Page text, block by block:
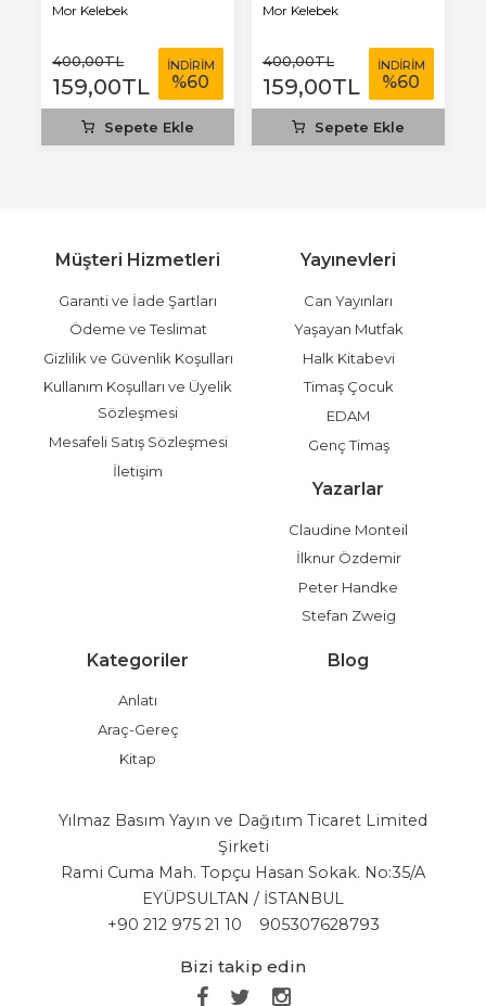
Mor Kelebek
400,00TL
159,00TL
İNDİRİM
%60
Sepete Ekle
Mor Kelebek
400,00TL
159,00TL
İNDİRİM
%60
Sepete Ekle
Müşteri Hizmetleri
Garanti ve İade Şartları
Ödeme ve Teslimat
Gizlilik ve Güvenlik Koşulları
Kullanım Koşulları ve Üyelik
Sözleşmesi
Mesafeli Satış Sözleşmesi
İletişim
Yayınevleri
Can Yayınları
Yaşayan Mutfak
Halk Kitabevi
Timaş Çocuk
EDAM
Genç Timaş
Yazarlar
Claudine Monteil
İlknur Özdemir
Peter Handke
Stefan Zweig
Kategoriler
Anlatı
Araç-Gereç
Kitap
Blog
Yılmaz Basım Yayın ve Dağıtım Ticaret Limited
Şirketi
Rami Cuma Mah. Topçu Hasan Sokak. No:35/A
EYÜPSULTAN / İSTANBUL
+90 212 975 21 10
905307628793
Bizi takip edin